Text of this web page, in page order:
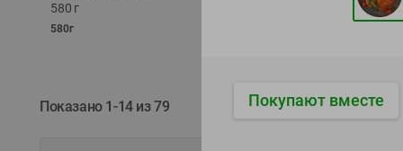
580 г
580г
Показано 1-14 из 79 Покупают вместе